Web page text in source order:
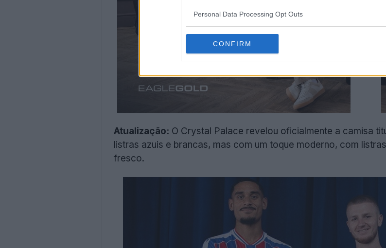
Personal Data Processing Opt Outs
CONFIRM
Atualização: O Crystal Palace revelou oficialmente a camisa
listras azuis e brancas, mas com um toque moderno, com
fresco.